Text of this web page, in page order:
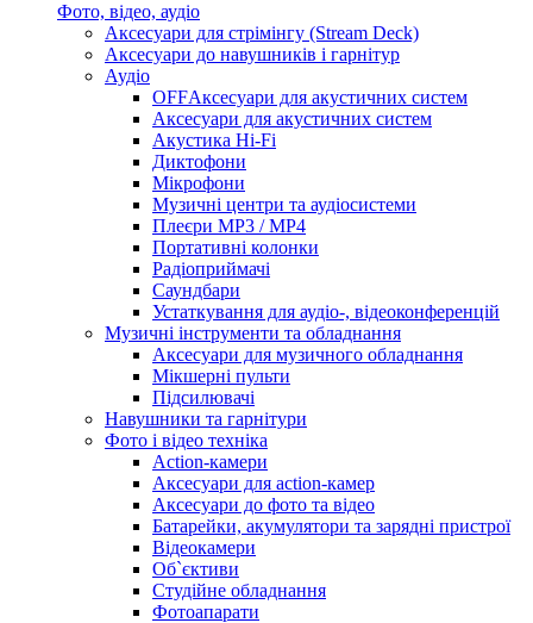
Фото, відео, аудіо
Аксесуари для стрімінгу (Stream Deck)
Аксесуари до навушників і гарнітур
Аудіо
OFFАксесуари для акустичних систем
Аксесуари для акустичних систем
Акустика Hi-Fi
Диктофони
Мікрофони
Музичні центри та аудіосистеми
Плеєри MP3 / MP4
Портативні колонки
Радіоприймачі
Саундбари
Устаткування для аудіо-, відеоконференцій
Музичні інструменти та обладнання
Аксесуари для музичного обладнання
Мікшерні пульти
Підсилювачі
Навушники та гарнітури
Фото і відео техніка
Action-камери
Аксесуари для action-камер
Аксесуари до фото та відео
Батарейки, акумулятори та зарядні пристрої
Відеокамери
Об`єктиви
Студійне обладнання
Фотоапарати